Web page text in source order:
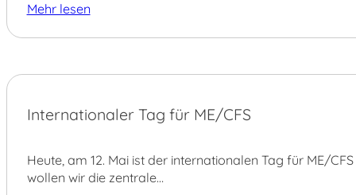
Mehr lesen
MAI
Internationaler Tag für ME/CFS
Heute, am 12. Mai ist der internationalen Tag für ME/
wollen wir die zentrale…